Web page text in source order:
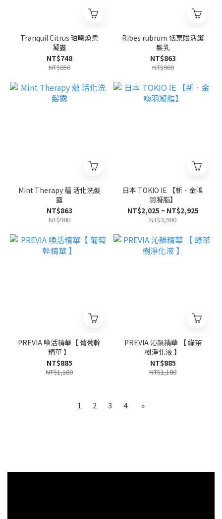
Tranquil Citrus 珀曦煥柔
凝露
NT$748
NT$850
Ribes rubrum 恬栗賦活護
髮乳
NT$863
NT$980
Mint Therapy 蘊 活化洗髮
露
NT$863
NT$980
日本 TOKIO IE 【新．金喚
羽凝脂】
NT$2,025 ~ NT$2,925
NT$3,900
PREVIA 喚活精華【 葡萄幹
精華 】
NT$885
NT$1,180
PREVIA 沁韻精華 【 綠茶
樹淨化液 】
NT$885
NT$1,180
1 2 3 4 »